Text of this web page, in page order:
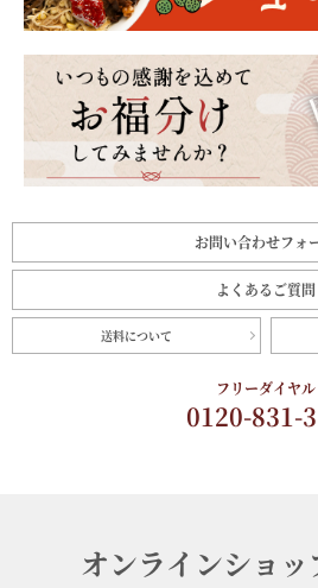
お問い合わせフォ
よくあるご質問
送料について
フリーダイヤル
0120-831-
オンラインショ